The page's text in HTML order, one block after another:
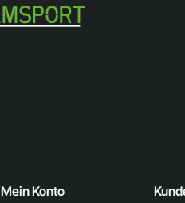
Mein Konto